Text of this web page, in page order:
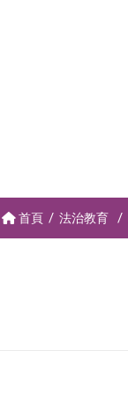
首頁 法治教育